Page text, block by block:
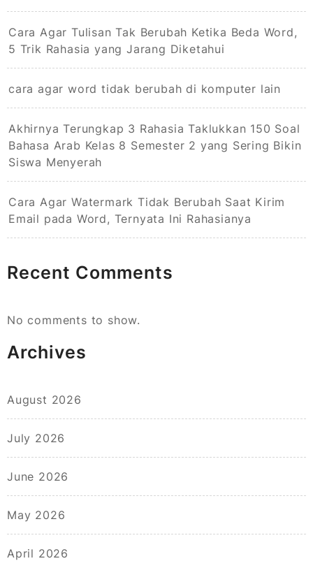
Cara Agar Tulisan Tak Berubah Ketika Beda Word,
5 Trik Rahasia yang Jarang Diketahui
cara agar word tidak berubah di komputer lain
Akhirnya Terungkap 3 Rahasia Taklukkan 150 Soal
Bahasa Arab Kelas 8 Semester 2 yang Sering Bikin
Siswa Menyerah
Cara Agar Watermark Tidak Berubah Saat Kirim
Email pada Word, Ternyata Ini Rahasianya
Recent Comments
No comments to show.
Archives
August 2026
July 2026
June 2026
May 2026
April 2026